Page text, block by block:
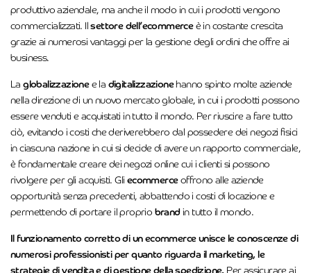
produttivo aziendale, ma anche il modo in cui i prodotti vengono
commercializzati. Ilsettore dell’ecommerceè in costante crescita
grazie ai numerosi vantaggi per la gestione degli ordini che offre ai
business.
Laglobalizzazione e la digitalizzazione hanno spinto molte aziende
nella direzione di un nuovo mercato globale, in cui i prodotti possono
essere venduti e acquistati in tutto il mondo. Per riuscire a fare tutto
ciò, evitando i costi che deriverebbero dal possedere dei negozi fisici
in ciascuna nazione in cui si decide di avere un rapporto commerciale,
è fondamentale creare dei negozi online cui i clienti si possono
rivolgere per gli acquisti. Gli ecommerce offrono alle aziende
opportunità senza precedenti, abbattendo i costi di locazione e
permettendo di portare il proprio brandin tutto il mondo.
Il funzionamento corretto di un ecommerce unisce le conoscenze di
numerosi professionisti per quanto riguarda il marketing, le
strategie di vendita e di gestione della spedizione. Per assicurare ai